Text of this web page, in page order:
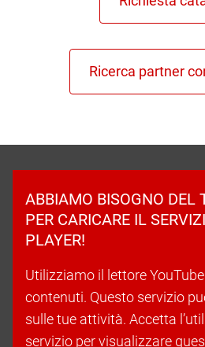
ABBIAMO BISOGNO DEL
PER CARICARE IL
PLAYER!
Utilizziamo il lettore
contenuti. Questo servizio
sulle tue attività. Accetta
servizio per visualizzare